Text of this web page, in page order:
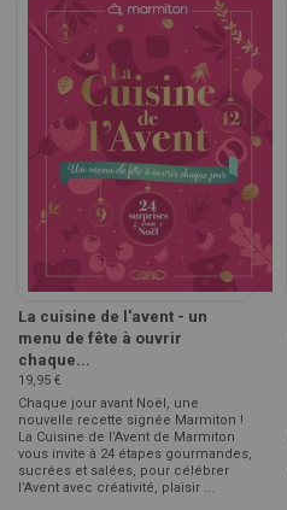
La cuisine de l'avent - un
menu de fête à ouvrir
chaque...
19,95 €
Chaque jour avant Noël, une
nouvelle recette signée Marmiton !
La Cuisine de l’Avent de Marmiton
vous invite à 24 étapes gourmandes,
sucrées et salées, pour célébrer
l’Avent avec créativité, plaisir ...